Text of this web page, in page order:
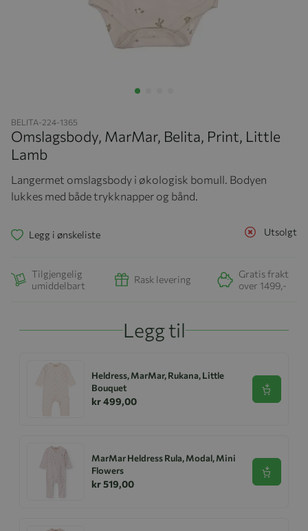
BELITA-224-1365
Omslagsbody, MarMar, Belita, Print, Little
Lamb
Langermet omslagsbody i økologisk bomull. Bodyen
lukkes med både trykknapper og bånd.
Utsolgt
Legg i ønskeliste
Tilgjengelig
umiddelbart
Rask levering
Gratis frakt
over 1499,-
Legg til
Heldress, MarMar, Rukana, Little
Bouquet
kr 499,00
Se
MarMar Heldress Rula, Modal, Mini
Flowers
kr 519,00
Se